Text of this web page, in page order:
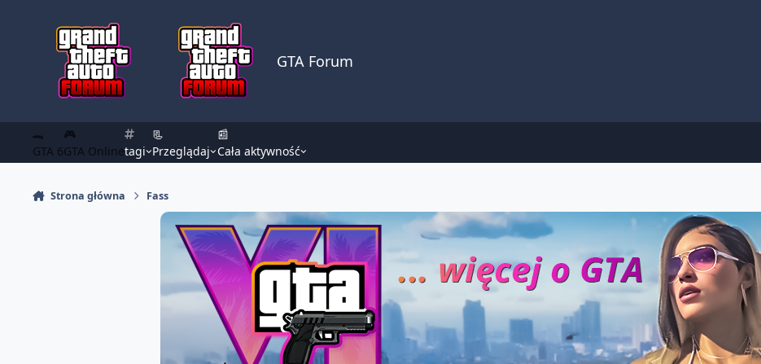
GTA Forum
🐊
GTA 6
🎮
GTA Onlinetagi
📃
Przeglądaj
📰
Cała aktywność
Strona główna Fass